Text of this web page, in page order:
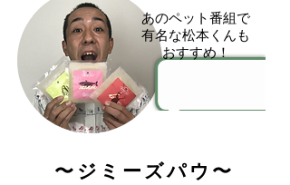
あのペット番組で
有名な松本くんも
おすすめ！
〜ジミーズパウ〜